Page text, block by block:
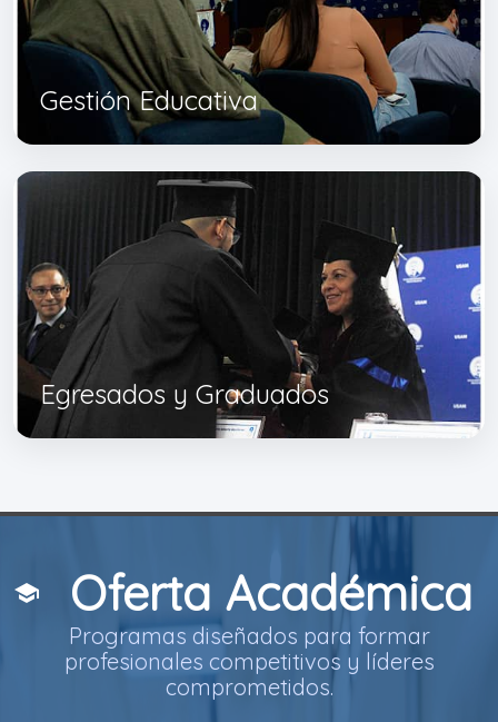
Gestión Educativa
Egresados y Graduados
school Oferta Académica
Programas diseñados para formar
profesionales competitivos y líderes
comprometidos.